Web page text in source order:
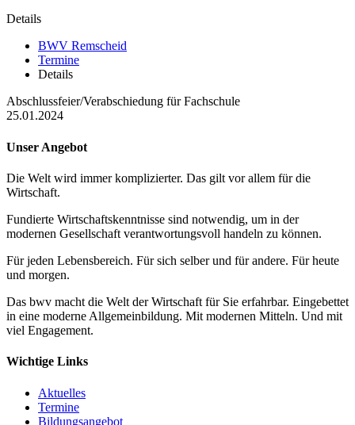
Details
BWV Remscheid
Termine
Details
Abschlussfeier/Verabschiedung für Fachschule
25.01.2024
Unser Angebot
Die Welt wird immer komplizierter. Das gilt vor allem für die
Wirtschaft.
Fundierte Wirtschaftskenntnisse sind notwendig, um in der
modernen Gesellschaft verantwortungsvoll handeln zu können.
Für jeden Lebensbereich. Für sich selber und für andere. Für heute
und morgen.
Das bwv macht die Welt der Wirtschaft für Sie erfahrbar. Eingebettet
in eine moderne Allgemeinbildung. Mit modernen Mitteln. Und mit
viel Engagement.
Wichtige Links
Aktuelles
Termine
Bildungsangebot